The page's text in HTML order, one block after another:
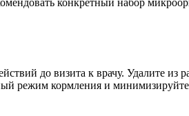
до визита к врачу. Удалите из
режим кормления и минимизируйте